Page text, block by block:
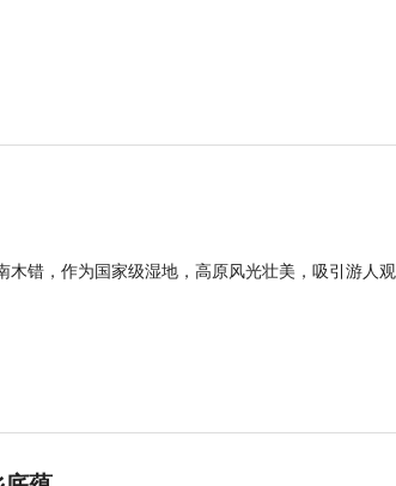
木错，作为国家级湿地，高原风光壮美，吸引游人观